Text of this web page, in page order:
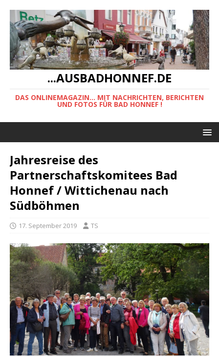
...AUSBADHONNEF.DE
DAS ONLINEMAGAZIN... MIT NACHRICHTEN, BERICHTEN
UND FOTOS FÜR BAD HONNEF !
Jahresreise des
Partnerschaftskomitees Bad
Honnef / Wittichenau nach
Südböhmen
17. September 2019 TS